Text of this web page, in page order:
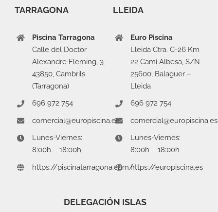
TARRAGONA
Piscina Tarragona
Calle del Doctor
Alexandre Fleming, 3
43850, Cambrils
(Tarragona)
696 972 754
comercial@europiscina.es
Lunes-Viernes:
8:00h – 18:00h
https://piscinatarragona.com/
LLEIDA
Euro Piscina
Lleida Ctra. C-26 Km
22 Camí Albesa, S/N
25600, Balaguer –
Lleida
696 972 754
comercial@europiscina.es
Lunes-Viernes:
8:00h – 18:00h
https://europiscina.es
DELEGACIÓN ISLAS